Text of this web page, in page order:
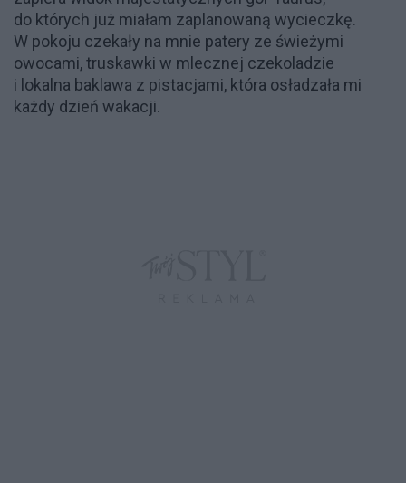
do których już miałam zaplanowaną wycieczkę.
W pokoju czekały na mnie patery ze świeżymi
owocami, truskawki w mlecznej czekoladzie
i lokalna baklawa z pistacjami, która osładzała mi
każdy dzień wakacji.